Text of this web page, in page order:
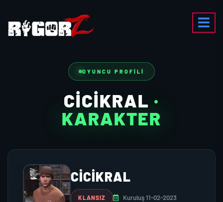
OYUNCU PROFILI
CICIKRAL ·
KARAKTER
CICIKRAL
KLANSIZ Kuruluş 11-02-2023